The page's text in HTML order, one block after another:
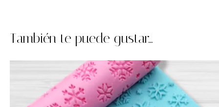
También te puede gustar...